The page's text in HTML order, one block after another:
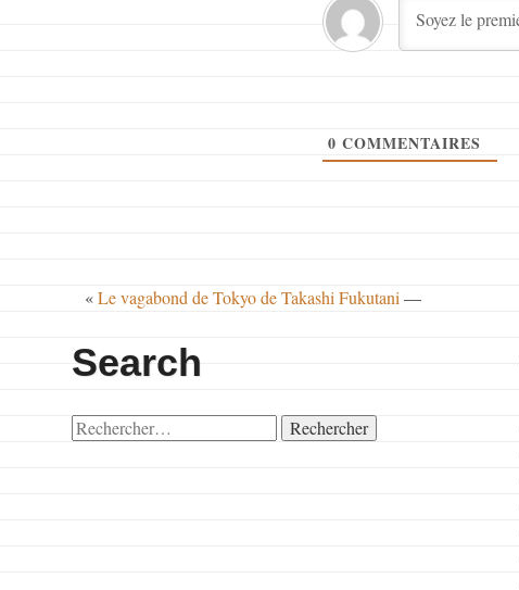
0 COMMENTAIRES
«Le vagabond de Tokyo de Takashi Fukutani—
Search
Rechercher :